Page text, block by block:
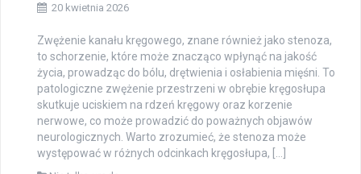
20 kwietnia 2026
Zwężenie kanału kręgowego, znane również jako stenoza,
to schorzenie, które może znacząco wpłynąć na jakość
życia, prowadząc do bólu, drętwienia i osłabienia mięśni. To
patologiczne zwężenie przestrzeni w obrębie kręgosłupa
skutkuje uciskiem na rdzeń kręgowy oraz korzenie
nerwowe, co może prowadzić do poważnych objawów
neurologicznych. Warto zrozumieć, że stenoza może
występować w różnych odcinkach kręgosłupa, […]